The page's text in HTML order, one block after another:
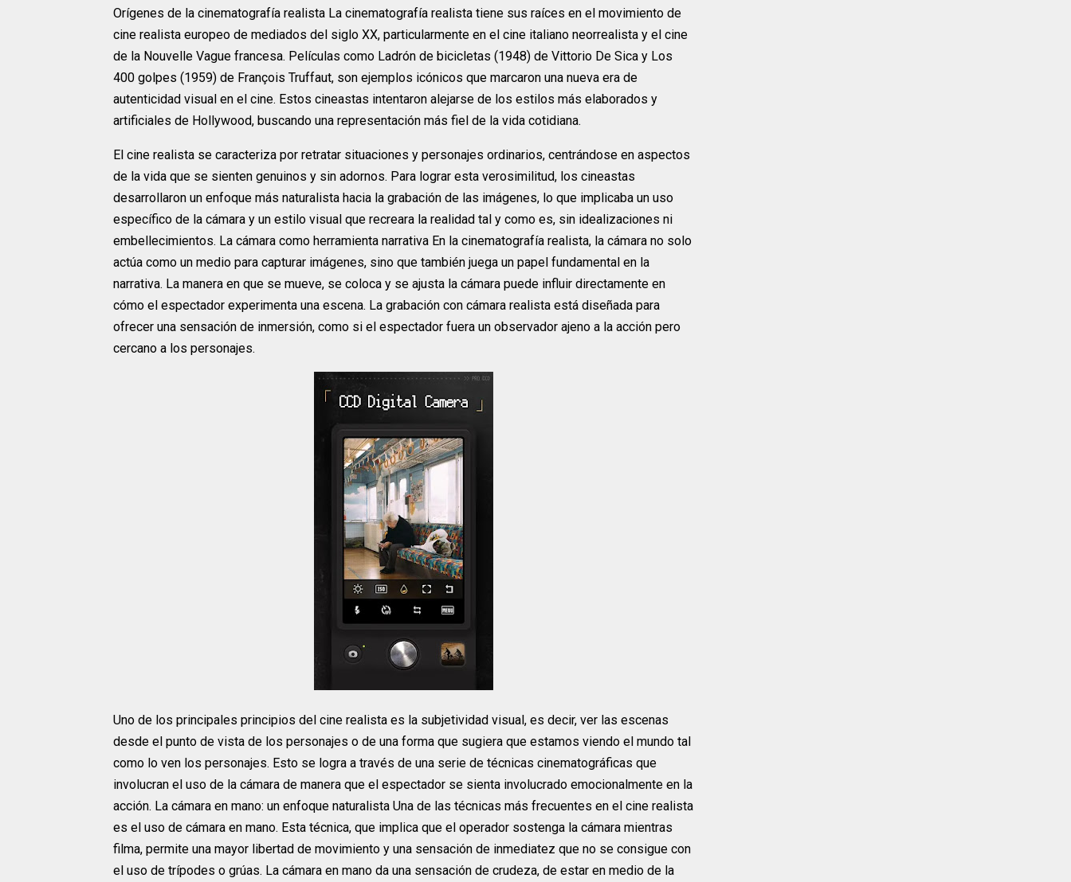
Orígenes de la cinematografía realista La cinematografía realista tiene sus raíces en el movimiento de
cine realista europeo de mediados del siglo XX, particularmente en el cine italiano neorrealista y el cine
de la Nouvelle Vague francesa. Películas como Ladrón de bicicletas (1948) de Vittorio De Sica y Los
400 golpes (1959) de François Truffaut, son ejemplos icónicos que marcaron una nueva era de
autenticidad visual en el cine. Estos cineastas intentaron alejarse de los estilos más elaborados y
artificiales de Hollywood, buscando una representación más fiel de la vida cotidiana.
El cine realista se caracteriza por retratar situaciones y personajes ordinarios, centrándose en aspectos
de la vida que se sienten genuinos y sin adornos. Para lograr esta verosimilitud, los cineastas
desarrollaron un enfoque más naturalista hacia la grabación de las imágenes, lo que implicaba un uso
específico de la cámara y un estilo visual que recreara la realidad tal y como es, sin idealizaciones ni
embellecimientos. La cámara como herramienta narrativa En la cinematografía realista, la cámara no solo
actúa como un medio para capturar imágenes, sino que también juega un papel fundamental en la
narrativa. La manera en que se mueve, se coloca y se ajusta la cámara puede influir directamente en
cómo el espectador experimenta una escena. La grabación con cámara realista está diseñada para
ofrecer una sensación de inmersión, como si el espectador fuera un observador ajeno a la acción pero
cercano a los personajes.
Uno de los principales principios del cine realista es la subjetividad visual, es decir, ver las escenas
desde el punto de vista de los personajes o de una forma que sugiera que estamos viendo el mundo tal
como lo ven los personajes. Esto se logra a través de una serie de técnicas cinematográficas que
involucran el uso de la cámara de manera que el espectador se sienta involucrado emocionalmente en la
acción. La cámara en mano: un enfoque naturalista Una de las técnicas más frecuentes en el cine realista
es el uso de cámara en mano. Esta técnica, que implica que el operador sostenga la cámara mientras
filma, permite una mayor libertad de movimiento y una sensación de inmediatez que no se consigue con
el uso de trípodes o grúas. La cámara en mano da una sensación de crudeza, de estar en medio de la